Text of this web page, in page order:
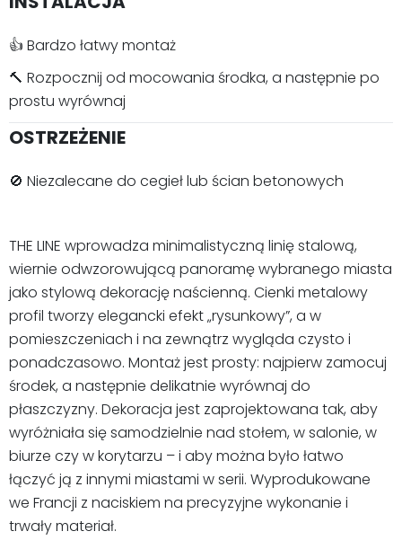
👍 Bardzo łatwy montaż
🔨 Rozpocznij od mocowania środka, a następnie po
prostu wyrównaj
OSTRZEŻENIE
🚫 Niezalecane do cegieł lub ścian betonowych
THE LINE wprowadza minimalistyczną linię stalową,
wiernie odwzorowującą panoramę wybranego miasta
jako stylową dekorację naścienną. Cienki metalowy
profil tworzy elegancki efekt „rysunkowy”, a w
pomieszczeniach i na zewnątrz wygląda czysto i
ponadczasowo. Montaż jest prosty: najpierw zamocuj
środek, a następnie delikatnie wyrównaj do
płaszczyzny. Dekoracja jest zaprojektowana tak, aby
wyróżniała się samodzielnie nad stołem, w salonie, w
biurze czy w korytarzu – i aby można było łatwo
łączyć ją z innymi miastami w serii. Wyprodukowane
we Francji z naciskiem na precyzyjne wykonanie i
trwały materiał.